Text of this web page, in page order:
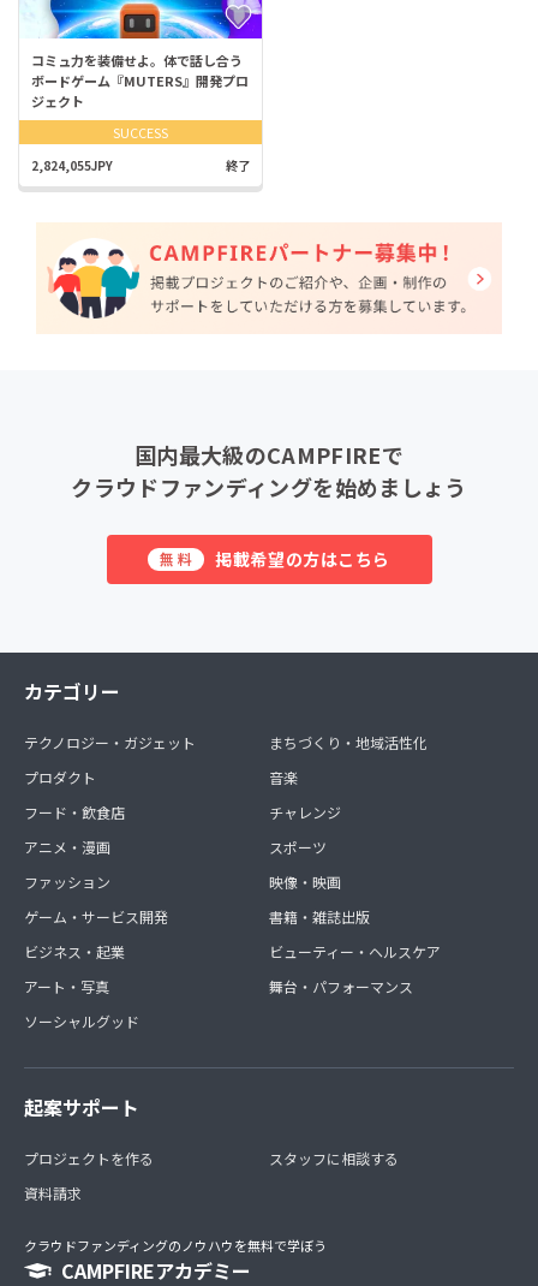
コミュ力を装備せよ。体で話し合う
ボードゲーム『MUTERS』開発プロ
ジェクト
SUCCESS
2,824,055JPY 終了
国内最大級のCAMPFIREで
クラウドファンディングを始めましょう
無料 掲載希望の方はこちら
カテゴリー
テクノロジー・ガジェット
プロダクト
フード・飲食店
アニメ・漫画
ファッション
ゲーム・サービス開発
ビジネス・起業
アート・写真
ソーシャルグッド
まちづくり・地域活性化
音楽
チャレンジ
スポーツ
映像・映画
書籍・雑誌出版
ビューティー・ヘルスケア
舞台・パフォーマンス
起案サポート
プロジェクトを作る
資料請求
スタッフに相談する
クラウドファンディングのノウハウを無料で学ぼう
CAMPFIREアカデミー